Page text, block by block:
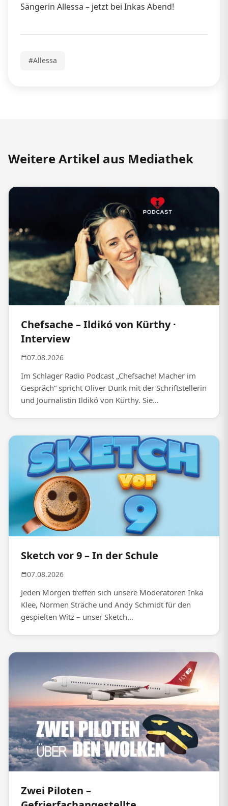
Sängerin Allessa – jetzt bei Inkas Abend!
#Allessa
Weitere Artikel aus Mediathek
Chefsache – Ildikó von Kürthy ·
Interview
07.08.2026
Im Schlager Radio Podcast „Chefsache! Macher im
Gespräch“ spricht Oliver Dunk mit der Schriftstellerin
und Journalistin Ildikó von Kürthy. Sie...
Sketch vor 9 – In der Schule
07.08.2026
Jeden Morgen treffen sich unsere Moderatoren Inka
Klee, Normen Sträche und Andy Schmidt für den
gespielten Witz – unser Sketch...
Zwei Piloten –